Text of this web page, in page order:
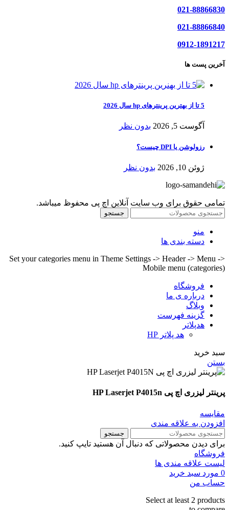
021-88866830
021-88866840
0912-1891217
آخرین پست ها
5 تا از بهترین پرینترهای hp سال 2026
آگوست 5, 2026 بدون نظر
رزولوشن یا DPI چیست؟
ژوئن 10, 2026 بدون نظر
تمامی حقوق برای وب سایت آنلاین اچ پی محفوظ میباشد.
جستجو
منو
دسته بندی ها
Set your categories menu in Theme Settings -> Header -> Menu ->
Mobile menu (categories)
فروشگاه
درباره ی ما
وبلاگ
گزینه فهرست
هدپلاتر
هد پلاتر HP
سبد خرید
بستن
پرینتر لیزری اچ پی HP Laserjet P4015n
مقايسه
افزودن به علاقه مندی
جستجو
برای دیدن محصولاتی که دنبال آن هستید تایپ کنید.
فروشگاه
لیست علاقه مندی ها
0 مورد سبد خرید
حساب من
Select at least 2 products